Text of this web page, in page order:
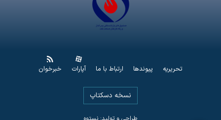
تحریریه پیوندها ارتباط با ما آپارات خبرخوان
نسخه دسکتاپ